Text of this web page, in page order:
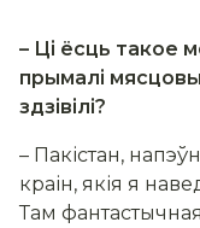
– Ці ёсць такое
прымалі
здзівілі?
– Пакістан,
краін, якія я
Там